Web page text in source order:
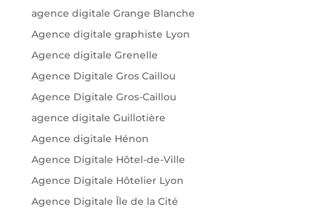
agence digitale Grange Blanche
Agence digitale graphiste Lyon
Agence digitale Grenelle
Agence Digitale Gros Caillou
Agence Digitale Gros-Caillou
agence digitale Guillotière
Agence digitale Hénon
Agence Digitale Hôtel-de-Ville
Agence Digitale Hôtelier Lyon
Agence Digitale Île de la Cité